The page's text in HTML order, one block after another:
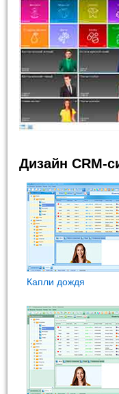
Дизайн CRM-
Капли дождя